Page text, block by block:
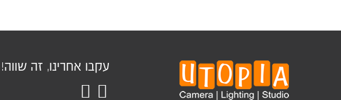
עקבו אחרינו, זה שווה!